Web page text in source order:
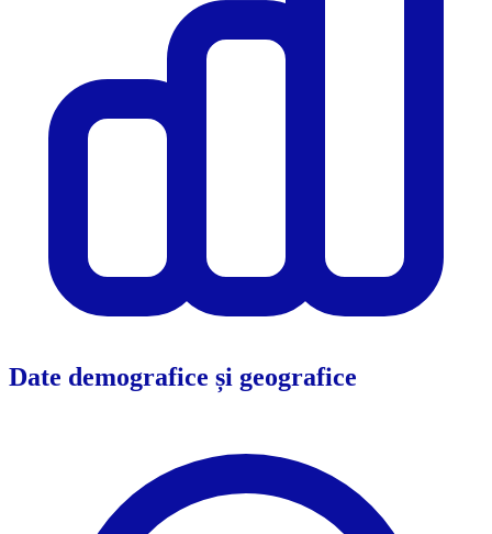
Date demografice și geografice